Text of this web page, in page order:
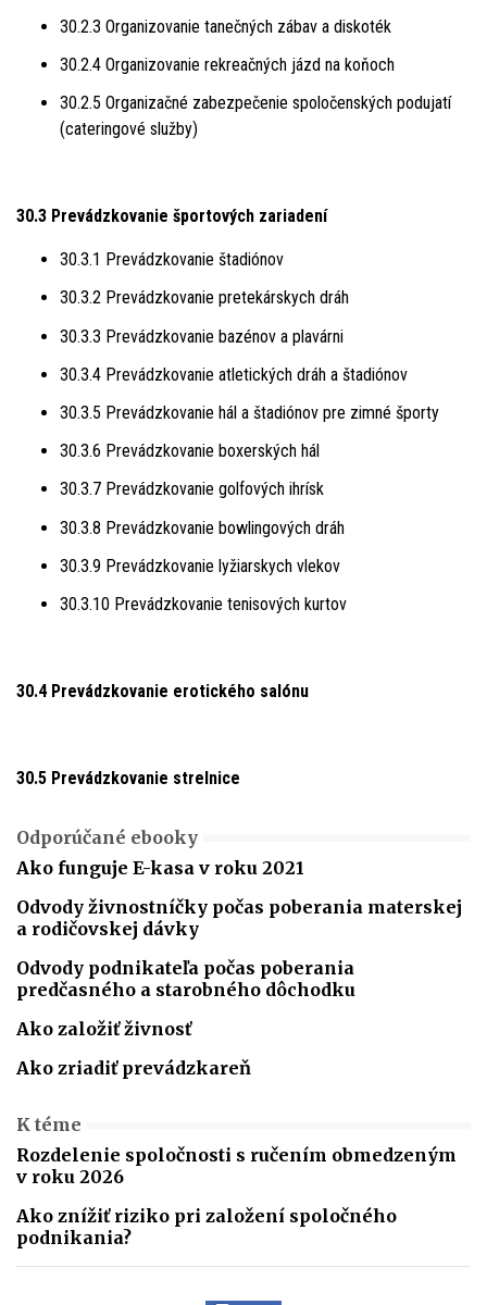
30.2.3 Organizovanie tanečných zábav a diskoték
30.2.4 Organizovanie rekreačných jázd na koňoch
30.2.5 Organizačné zabezpečenie spoločenských podujatí
(cateringové služby)
30.3 Prevádzkovanie športových zariadení
30.3.1 Prevádzkovanie štadiónov
30.3.2 Prevádzkovanie pretekárskych dráh
30.3.3 Prevádzkovanie bazénov a plavárni
30.3.4 Prevádzkovanie atletických dráh a štadiónov
30.3.5 Prevádzkovanie hál a štadiónov pre zimné športy
30.3.6 Prevádzkovanie boxerských hál
30.3.7 Prevádzkovanie golfových ihrísk
30.3.8 Prevádzkovanie bowlingových dráh
30.3.9 Prevádzkovanie lyžiarskych vlekov
30.3.10 Prevádzkovanie tenisových kurtov
30.4 Prevádzkovanie erotického salónu
30.5 Prevádzkovanie strelnice
Odporúčané ebooky
Ako funguje E-kasa v roku 2021
Odvody živnostníčky počas poberania materskej
a rodičovskej dávky
Odvody podnikateľa počas poberania
predčasného a starobného dôchodku
Ako založiť živnosť
Ako zriadiť prevádzkareň
K téme
Rozdelenie spoločnosti s ručením obmedzeným
v roku 2026
Ako znížiť riziko pri založení spoločného
podnikania?